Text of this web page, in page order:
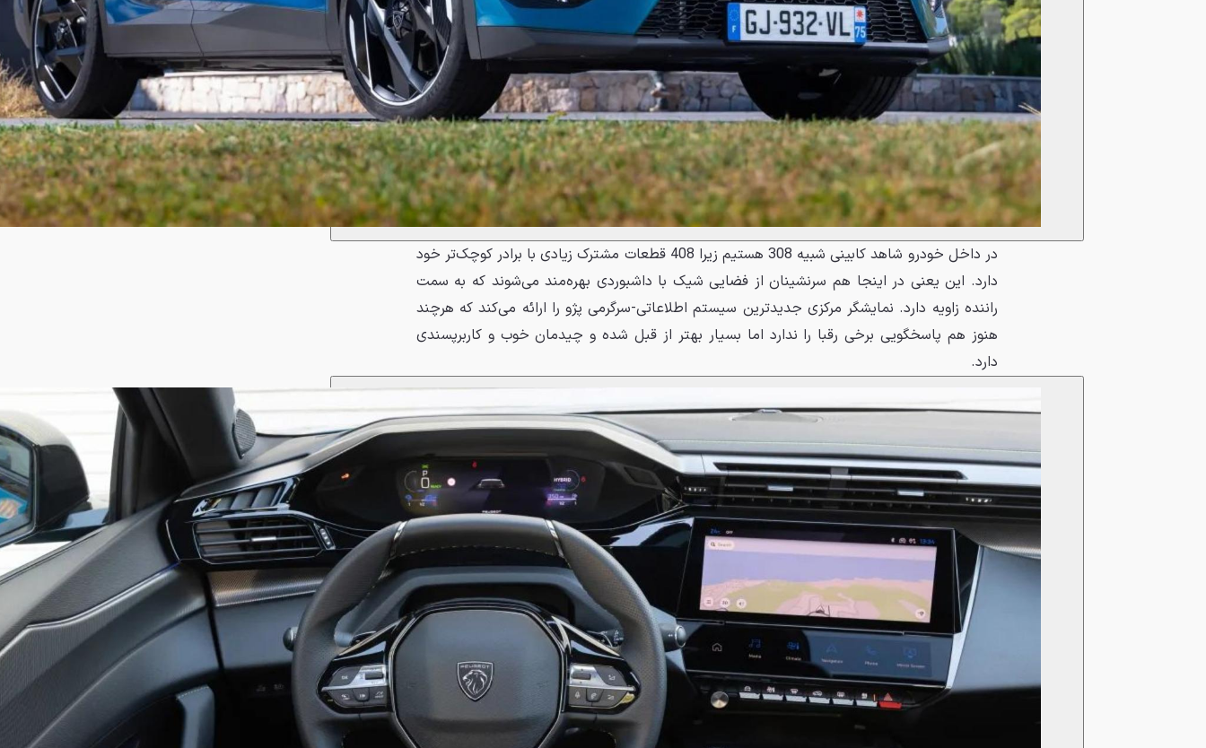
در داخل خودرو شاهد کابینی شبیه 308 هستیم زیرا 408 قطعات مشترک زیادی با برادر کوچک‌تر خود
دارد. این یعنی در اینجا هم سرنشینان از فضایی شیک با داشبوردی بهره‌مند می‌شوند که به سمت
راننده زاویه دارد. نمایشگر مرکزی جدیدترین سیستم اطلاعاتی-سرگرمی پژو را ارائه می‌کند که هرچند
هنوز هم پاسخگویی برخی رقبا را ندارد اما بسیار بهتر از قبل شده و چیدمان خوب و کاربرپسندی
دارد.